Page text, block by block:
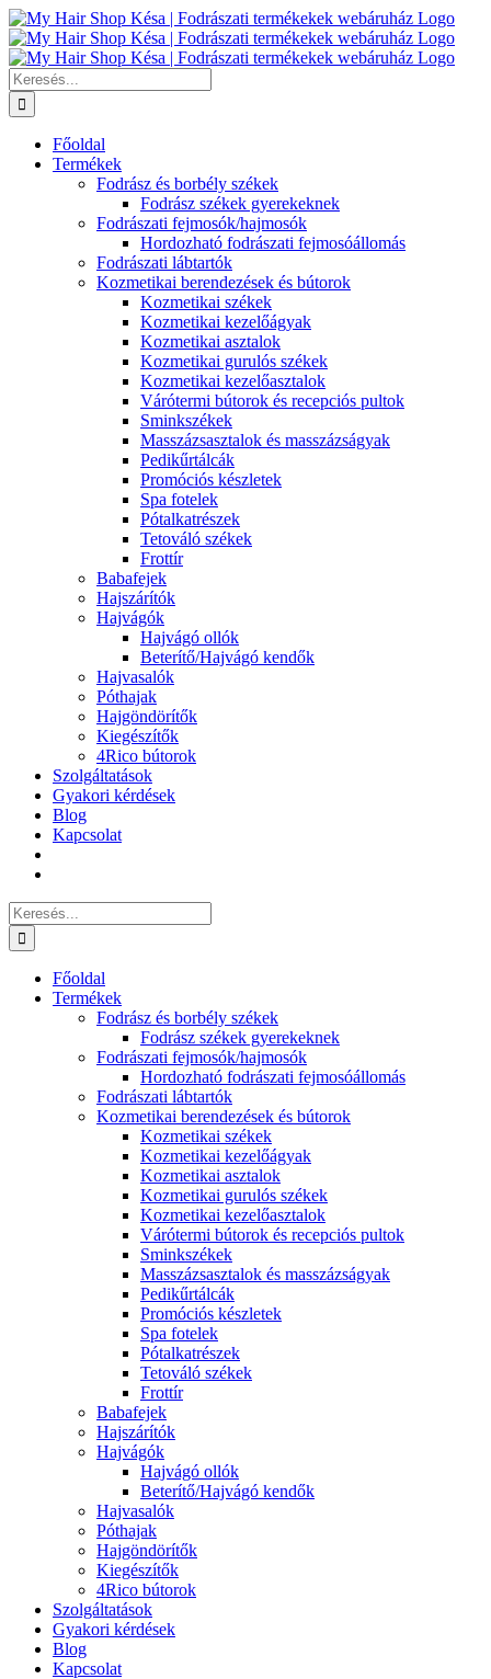
Kihagyás
Keresés...
Főoldal
Termékek
Fodrász és borbély székek
Fodrász székek gyerekeknek
Fodrászati fejmosók/hajmosók
Hordozható fodrászati fejmosóállomás
Fodrászati lábtartók
Kozmetikai berendezések és bútorok
Kozmetikai székek
Kozmetikai kezelőágyak
Kozmetikai asztalok
Kozmetikai gurulós székek
Kozmetikai kezelőasztalok
Várótermi bútorok és recepciós pultok
Sminkszékek
Masszázsasztalok és masszázságyak
Pedikűrtálcák
Promóciós készletek
Spa fotelek
Pótalkatrészek
Tetováló székek
Frottír
Babafejek
Hajszárítók
Hajvágók
Hajvágó ollók
Beterítő/Hajvágó kendők
Hajvasalók
Póthajak
Hajgöndörítők
Kiegészítők
4Rico bútorok
Szolgáltatások
Gyakori kérdések
Blog
Kapcsolat
Keresés...
Főoldal
Termékek
Fodrász és borbély székek
Fodrász székek gyerekeknek
Fodrászati fejmosók/hajmosók
Hordozható fodrászati fejmosóállomás
Fodrászati lábtartók
Kozmetikai berendezések és bútorok
Kozmetikai székek
Kozmetikai kezelőágyak
Kozmetikai asztalok
Kozmetikai gurulós székek
Kozmetikai kezelőasztalok
Várótermi bútorok és recepciós pultok
Sminkszékek
Masszázsasztalok és masszázságyak
Pedikűrtálcák
Promóciós készletek
Spa fotelek
Pótalkatrészek
Tetováló székek
Frottír
Babafejek
Hajszárítók
Hajvágók
Hajvágó ollók
Beterítő/Hajvágó kendők
Hajvasalók
Póthajak
Hajgöndörítők
Kiegészítők
4Rico bútorok
Szolgáltatások
Gyakori kérdések
Blog
Kapcsolat